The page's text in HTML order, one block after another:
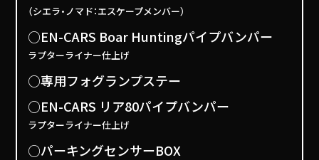
（シエラ・ノマド：エスケープメンバー）
○EN-CARS Boar Huntingパイプバンパー
ラプターライナー仕上げ
○専用フォグランプステー
○EN-CARS リア80パイプバンパー
ラプターライナー仕上げ
○パーキングセンサーBOX